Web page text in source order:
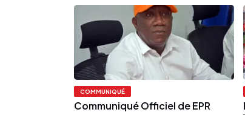
COMMUNIQUÉ
Communiqué Officiel de EPR